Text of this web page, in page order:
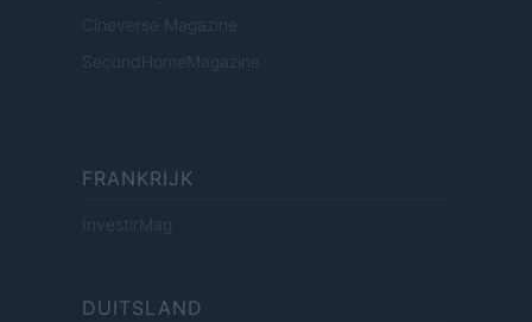
Cineverse Magazine
SecondHomeMagazine
FRANKRIJK
InvestirMag
DUITSLAND